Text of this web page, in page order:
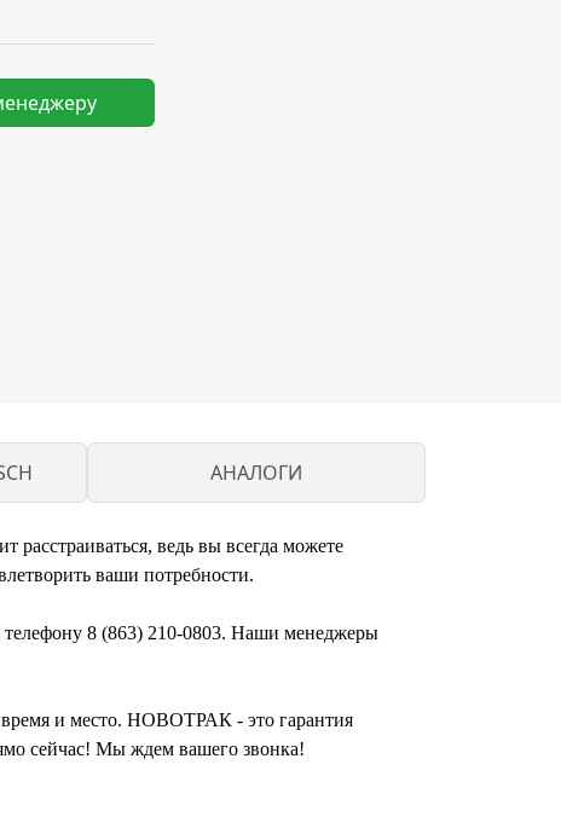
АНАЛОГИ
ведь вы всегда можете
ваши потребности.
телефону 8 (863) 210-0803. Наши менеджеры
время и место. НОВОТРАК - это гарантия
сейчас! Мы ждем вашего звонка!